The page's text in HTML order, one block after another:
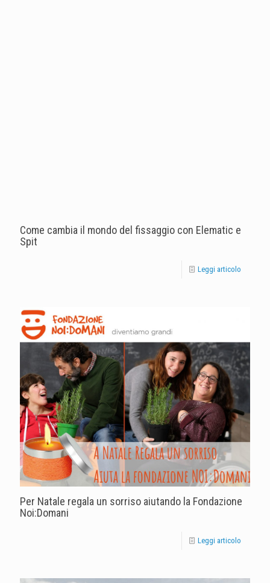
Come cambia il mondo del fissaggio con Elematic e
Spit
Leggi articolo
Per Natale regala un sorriso aiutando la Fondazione
Noi:Domani
Leggi articolo